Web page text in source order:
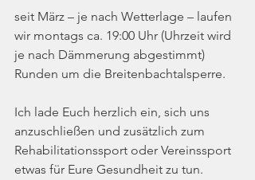
seit März – je nach Wetterlage – laufen
wir montags ca. 19:00 Uhr (Uhrzeit wird
je nach Dämmerung abgestimmt)
Runden um die Breitenbachtalsperre.
Ich lade Euch herzlich ein, sich uns
anzuschließen und zusätzlich zum
Rehabilitationssport oder Vereinssport
etwas für Eure Gesundheit zu tun.